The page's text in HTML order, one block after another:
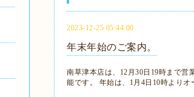
2023-12-25 05:44:00
年末年始のご案内。
南草津本店は、12月30日19時まで営
能です。 年始は、1月4日10時よりオ